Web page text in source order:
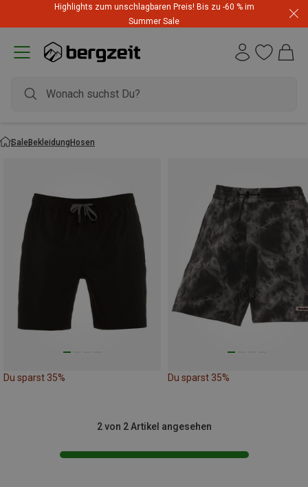
Highlights zum unschlagbaren Preis! Bis zu -60 % im
Summer Sale
SaleBekleidungHosen
Du sparst 35% Du sparst 35%
2 von 2 Artikel angesehen